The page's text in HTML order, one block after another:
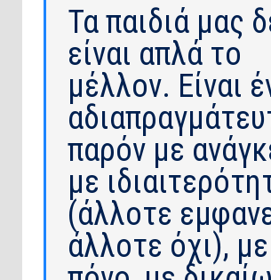
Τα παιδιά μας
είναι απλά το
μέλλον. Είναι
παρόν με
με
(άλλοτε
άλλοτε όχι), με